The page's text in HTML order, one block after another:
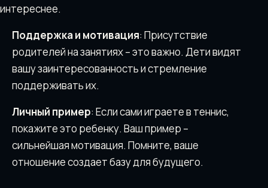
интереснее.
Поддержка и мотивация: Присутствие
родителей на занятиях – это важно. Дети видят
вашу заинтересованность и стремление
поддерживать их.
Личный пример: Если сами играете в теннис,
покажите это ребенку. Ваш пример –
сильнейшая мотивация. Помните, ваше
отношение создает базу для будущего.